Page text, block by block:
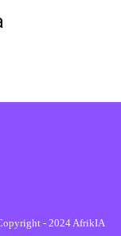
- 2024 AfrikIA